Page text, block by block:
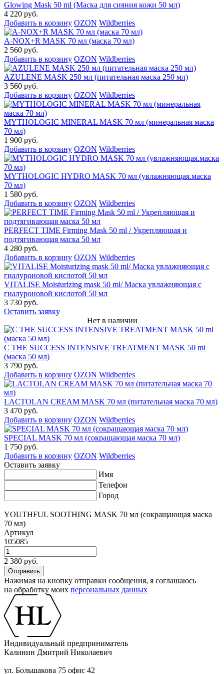
Glowing Mask 50 ml (Маска для сияния кожи 50 мл)
4 220 руб.
Добавить в корзину OZON Wildberries
A-NOX+R MASK 70 мл (маска 70 мл)
2 560 руб.
Добавить в корзину OZON Wildberries
AZULENE MASK 250 мл (питательная маска 250 мл)
3 560 руб.
Добавить в корзину OZON Wildberries
MYTHOLOGIC MINERAL MASK 70 мл (минеральная маска
70 мл)
1 900 руб.
Добавить в корзину OZON Wildberries
MYTHOLOGIC HYDRO MASK 70 мл (увлажняющая.маска
70 мл)
1 580 руб.
Добавить в корзину OZON Wildberries
PERFECT TIME Firming Mask 50 ml / Укрепляющая и
подтягивающая маска 50 мл
4 280 руб.
Добавить в корзину OZON Wildberries
VITALISE Moisturizing mask 50 ml/ Маска увлажняющая с
гиалуроновой кислотой 50 мл
3 730 руб.
Оставить заявку
Нет в наличии
C THE SUCCESS INTENSIVE TREATMENT MASK 50 ml
(маска 50 мл)
3 790 руб.
Добавить в корзину OZON Wildberries
LACTOLAN CREAM MASK 70 мл (питательная маска 70 мл)
3 470 руб.
Добавить в корзину OZON Wildberries
SPECIAL MASK 70 мл (сокращающая маска 70 мл)
1 750 руб.
Добавить в корзину OZON Wildberries
Оставить заявку
Имя
Телефон
Город
YOUTHFUL SOOTHING MASK 70 мл (сокращающая маска
70 мл)
Артикул
105085
2 380 руб.
Нажимая на кнопку отправки сообщения, я соглашаюсь
на обработку моих персональных данных
Индивидуальный предприниматель
Калинин Дмитрий Николаевич
ул. Большакова 75 офис 42